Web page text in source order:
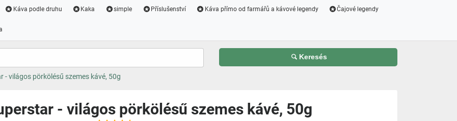
Káva podle druhu Kaka simple Příslušenství Káva přímo od farmářů a kávové legendy Čajové legendy
Keresés
- világos pörkölésű szemes kávé, 50g
- világos pörkölésű szemes kávé, 50g